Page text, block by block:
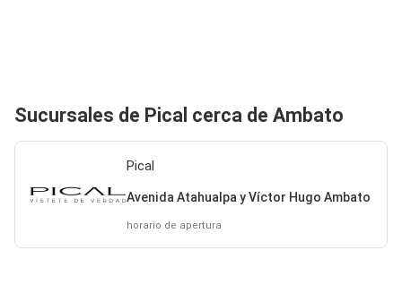
Sucursales de Pical cerca de Ambato
Pical
Avenida Atahualpa y Víctor Hugo Ambato
horario de apertura